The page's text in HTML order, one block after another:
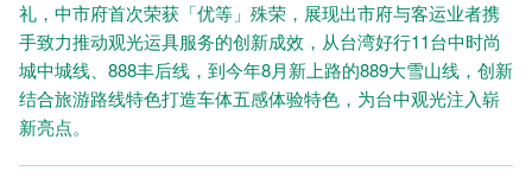
礼，中市府首次荣获「优等」殊荣，展现出市府与客运业者携
手致力推动观光运具服务的创新成效，从台湾好行11台中时尚
城中城线、888丰后线，到今年8月新上路的889大雪山线，创新
结合旅游路线特色打造车体五感体验特色，为台中观光注入崭
新亮点。